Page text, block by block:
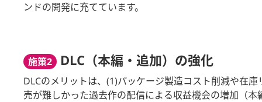
ンドの開発に充てています。
施策2 DLC（本編・追加）の強化
DLCのメリットは、(1)パッケージ製造コスト削減や在
売が難しかった過去作の配信による収益機会の増加（